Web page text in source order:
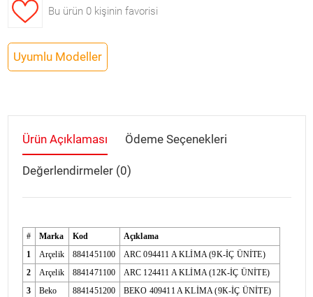
Bu ürün 0 kişinin favorisi
Uyumlu Modeller
Ürün Açıklaması Ödeme Seçenekleri
Değerlendirmeler (0)
# Marka Kod
Açıklama
1
Arçelik 8841451100
ARC 094411 A KLİMA (9K-İÇ ÜNİTE)
2
Arçelik 8841471100
ARC 124411 A KLİMA (12K-İÇ ÜNİTE)
3
Beko 8841451200
BEKO 409411 A KLİMA (9K-İÇ ÜNİTE)